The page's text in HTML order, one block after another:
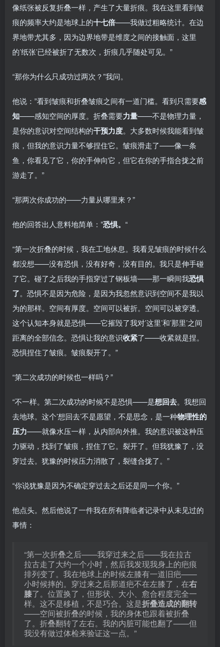
像纸张被反复折叠一样，产生了大量折痕。我在这里看到皱
痕的频率大约是地球上的十七倍——我做过粗略统计。在边
界地带尤其多，因为边界地带是维度之间的接触面，这里
的’纸张’已经被折了无数次，折痕几乎随处可见。”
“那你为什么只成功过两次？”我问。
他说：”看到皱痕和折叠皱痕之间有一道门槛。看到只需要感
知——感知空间的厚度。折叠需要力量——不是物理力量，
是你的意识对空间结构的干预力度。大多数时候我能看到皱
痕，但我的意识力量不够捏住它。皱痕滑走了——像一条
鱼，你看见了它，你的手伸向它，但它在你的手指合拢之前
游走了。”
“那两次你成功的——力量从哪里来？”
他的回答出人意料地简单：”恐惧。 “
“第一次折叠的时候，我在工地休息。我看见皱痕的时候什么
都没想——没有恐惧，没有好奇，没有目的。我只是伸手碰
了它。碰了之后我的手指穿过了钢板墙——那一瞬间我恐惧
了。恐惧不是因为危险，是因为我忽然意识到空间不是我以
为的那样。空间有厚度。空间可以被折。空间可以被穿透。
这个认知本身就是恐惧——它摧毁了我对’这里’和’那里’之间
距离的全部信念。恐惧让我的意识收紧了——收紧就是捏。
恐惧捏住了皱痕。皱痕裂开了。”
“第二次成功的时候也一样吗？”
“不一样。第二次成功的时候不是恐惧——是想回去。我想回
去地球。这个’想回去’不是愿望，不是思念，是一种物理性的
压力——就像水压一样，从内部向外推。我的意识被这种压
力驱动，找到了皱痕，捏住了它。裂开了。但我犹豫了，没
穿过去。犹豫的时候压力消散了，裂缝合拢了。”
“你说犹豫是因为不确定穿过去之后还是同一个你。”
他点头。然后他说了一件我在所有降临者记录中从未见过的
事情：
“第一次折叠之后——我穿过来之后——我在拉古
拉古走了大约一个小时，然后我发现我身上的疤痕
排列变了。我在地球上的时候左膝有一道旧疤——
小时候摔的。穿过来之后那道疤不在左膝了，在右
膝了。位置换了，但形状、大小、愈合程度完全一
样。这不是移植，不是巧合。这是折叠造成的翻转
——空间被折叠的时候，我的身体也跟着被折叠
了。折叠翻转了左右。我的内脏可能也翻了——但
我没有做过体检来验证这一点。”